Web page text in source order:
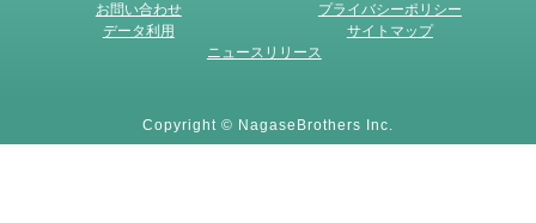
お問い合わせ
プライバシーポリシー
データ利用
サイトマップ
ニュースリリース
Copyright © NagaseBrothers Inc.